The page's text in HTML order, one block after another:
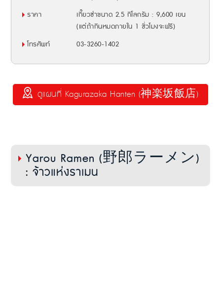
ราคา
เกี๊ยวซ่าขนาด 2.5 กิโลกรัม : 9,600 เยน
(แต่ถ้ากินหมดภายใน 1 ชั่วโมงจะฟรี)
โทรศัพท์
03-3260-1402
ดูแผนที่ Kagurazaka Hanten (神楽坂飯店)
Yarou Ramen (野郎ラーメン)
: จ้าวแห่งราเมน